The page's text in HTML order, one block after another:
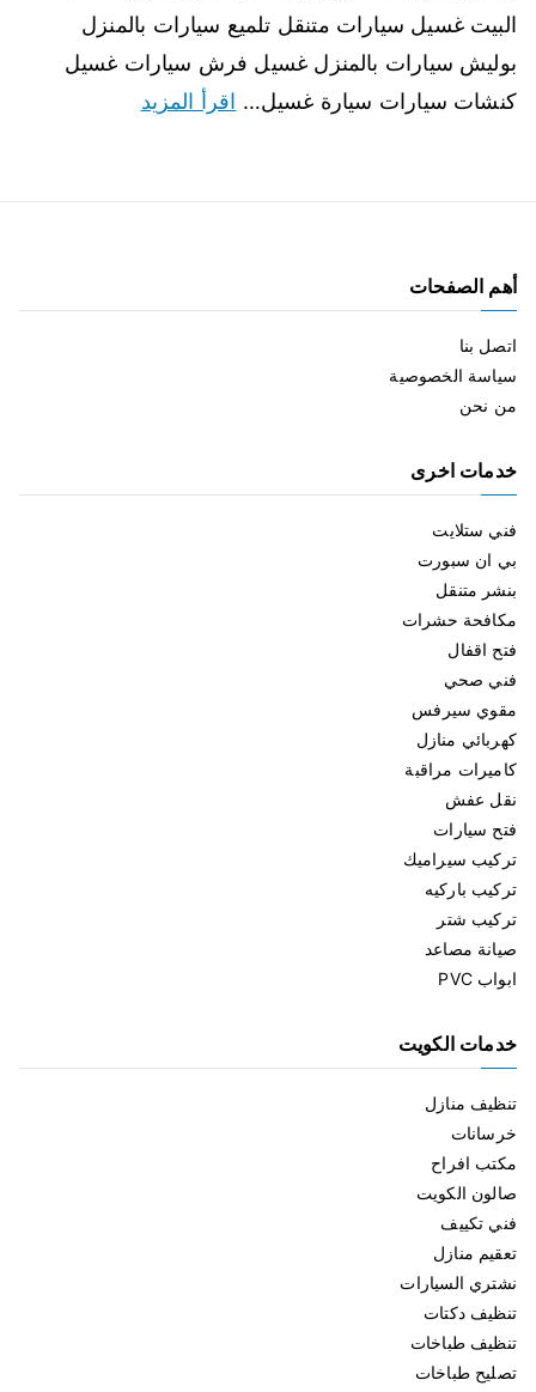
البيت غسيل سيارات متنقل تلميع سيارات بالمنزل
بوليش سيارات بالمنزل غسيل فرش سيارات غسيل
كنشات سيارات سيارة غسيل… اقرأ المزيد
أهم الصفحات
اتصل بنا
سياسة الخصوصية
من نحن
خدمات اخرى
فني ستلايت
بي ان سبورت
بنشر متنقل
مكافحة حشرات
فتح اقفال
فني صحي
مقوي سيرفس
كهربائي منازل
كاميرات مراقبة
نقل عفش
فتح سيارات
تركيب سيراميك
تركيب باركيه
تركيب شتر
صيانة مصاعد
ابواب PVC
خدمات الكويت
تنظيف منازل
خرسانات
مكتب افراح
صالون الكويت
فني تكييف
تعقيم منازل
نشتري السيارات
تنظيف دكتات
تنظيف طباخات
تصليح طباخات